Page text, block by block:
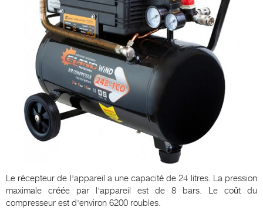
Le récepteur de l'appareil a une capacité de 24 litres. La pression
maximale créée par l'appareil est de 8 bars. Le coût du
compresseur est d'environ 6200 roubles.